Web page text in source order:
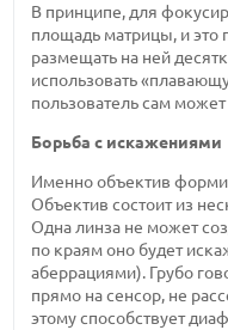
В принципе, для
площадь матрицы, и это
размещать на ней
использовать
пользователь сам может
Борьба с искажениями
Именно объектив
Объектив состоит из
Одна линза не может
по краям оно будет
аберрациями). Грубо
прямо на сенсор, не
этому способствует